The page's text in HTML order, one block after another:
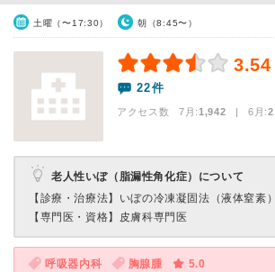
土曜（〜17:30） 朝（8:45〜）
3.54
22件
アクセス数 7月:1,942 | 6月:
老人性いぼ（脂漏性角化症）について
【診療・治療法】 いぼの冷凍凝固法（液体窒素）
【専門医・資格】 皮膚科専門医
呼吸器内科 胸腺腫
5.0